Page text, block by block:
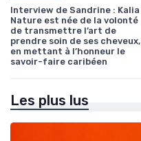
Interview de Sandrine : Kalia
Nature est née de la volonté
de transmettre l’art de
prendre soin de ses cheveux,
en mettant à l’honneur le
savoir-faire caribéen
Les plus lus